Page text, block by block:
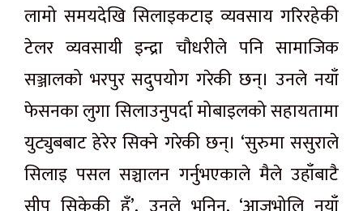
लामो समयदेखि सिलाइकटाइ व्यवसाय गरिरहेकी
टेलर व्यवसायी इन्द्रा चौधरीले पनि सामाजिक
सञ्जालको भरपुर सदुपयोग गरेकी छन्। उनले नयाँ
फेसनका लुगा सिलाउनुपर्दा मोबाइलको सहायतामा
युट्युबबाट हेरेर सिक्ने गरेकी छन्। ‘सुरुमा ससुराले
सिलाइ पसल सञ्चालन गर्नुभएकाले मैले उहाँबाटै